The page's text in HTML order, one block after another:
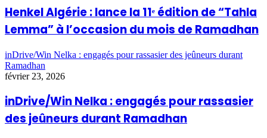
Henkel Algérie : lance la 11ᵉ édition de “Tahla
Lemma” à l’occasion du mois de Ramadhan
inDrive/Win Nelka : engagés pour rassasier des jeûneurs durant
Ramadhan
février 23, 2026
inDrive/Win Nelka : engagés pour rassasier
des jeûneurs durant Ramadhan